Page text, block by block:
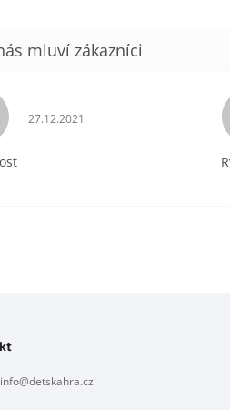
Hodnocení obchodu je 5 z 5
27.12.2021
info@detskahra.cz